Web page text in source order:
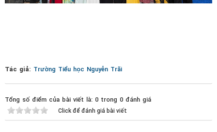
Tác giả: Trường Tiểu học Nguyễn Trãi
Tổng số điểm của bài viết là: 0 trong 0 đánh giá
Click để đánh giá bài viết